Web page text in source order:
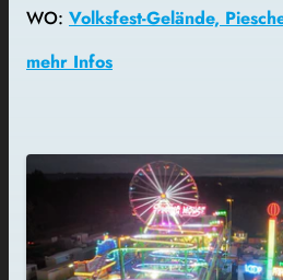
WO: Volksfest-Gelände,
mehr Infos